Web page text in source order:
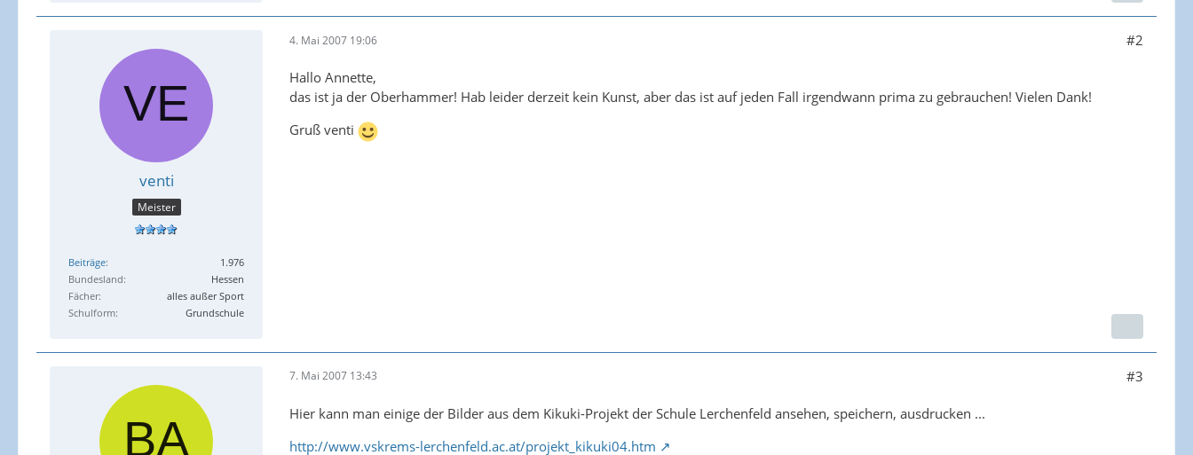
venti
Meister
Beiträge
1.976
Bundesland
Hessen
Fächer
alles außer Sport
Schulform
Grundschule
4. Mai 2007 19:06 #2
Hallo Annette,
das ist ja der Oberhammer! Hab leider derzeit kein Kunst, aber das ist auf jeden Fall irgendwann prima zu gebrauchen! Vielen Dank!
Gruß venti
7. Mai 2007 13:43 #3
Hier kann man einige der Bilder aus dem Kikuki-Projekt der Schule Lerchenfeld ansehen, speichern, ausdrucken ...
http://www.vskrems-lerchenfeld.ac.at/projekt_kikuki04.htm